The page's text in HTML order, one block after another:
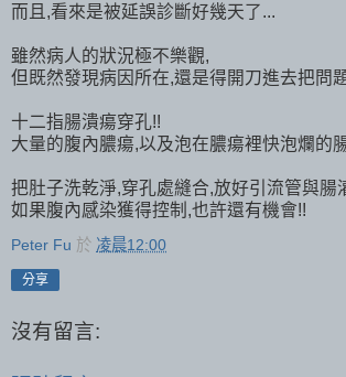
而且,看來是被延誤診斷好幾天了...
雖然病人的狀況極不樂觀,
但既然發現病因所在,還是得開刀進去把問
十二指腸潰瘍穿孔!!
大量的腹內膿瘍,以及泡在膿瘍裡快泡爛的
把肚子洗乾淨,穿孔處縫合,放好引流管與腸
如果腹內感染獲得控制,也許還有機會!!
Peter Fu 於 凌晨12:00
分享
沒有留言: